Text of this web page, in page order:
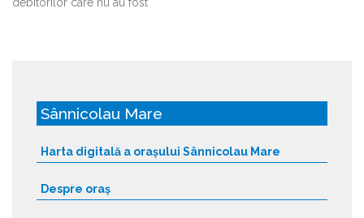
Sânnicolau Mare
Harta digitală a orașului Sânnicolau Mare
Despre oraș